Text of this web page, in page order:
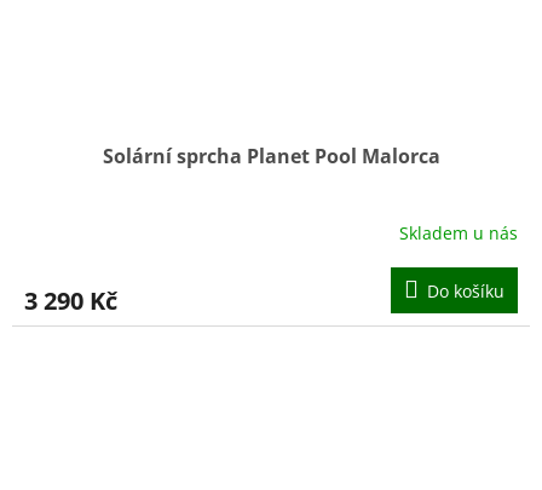
Solární sprcha Planet Pool Malorca
Skladem u nás
3 290 Kč Do košíku